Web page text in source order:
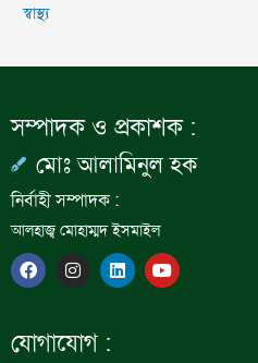
স্বাস্থ্য
সম্পাদক ও প্রকাশক :
মোঃ আলামিনুল হক
নির্বাহী সম্পাদক :
আলহাজ্ব মোহাম্মদ ইসমাইল
F
a
c
b
o
I
n
s
a
g
L
i
n
Y
o
u
যোগাযোগ :